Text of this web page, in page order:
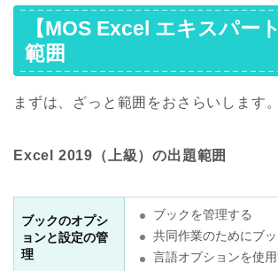
【MOS Excel エキスパー
範囲
まずは、ざっと範囲をおさらいします。
Excel 2019（上級）の出題範囲
ブックのオプシ
ョンと設定の管
理
ブックを管理する
共同作業のためにブ
言語オプションを使